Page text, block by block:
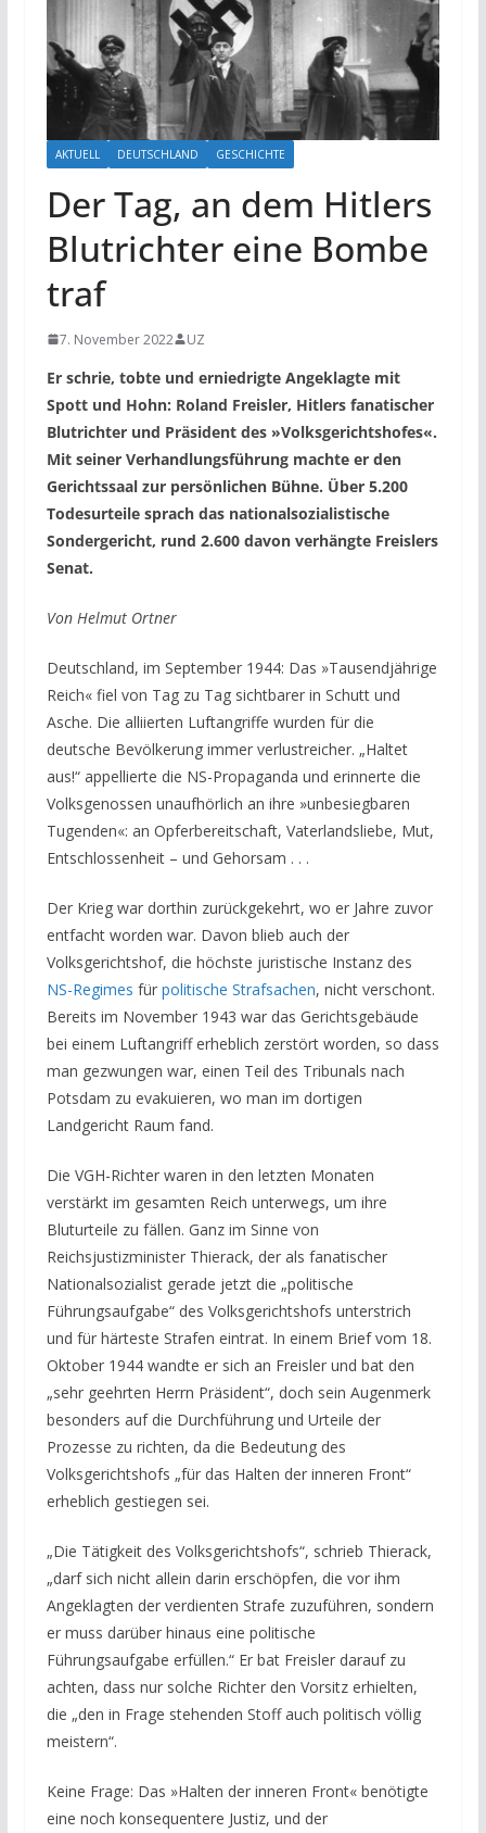
AKTUELL DEUTSCHLAND GESCHICHTE
Der Tag, an dem Hitlers
Blutrichter eine Bombe
traf
7. November 2022 UZ
Er schrie, tobte und erniedrigte Angeklagte mit
Spott und Hohn: Roland Freisler, Hitlers fanatischer
Blutrichter und Präsident des »Volksgerichtshofes«.
Mit seiner Verhandlungsführung machte er den
Gerichtssaal zur persönlichen Bühne. Über 5.200
Todesurteile sprach das nationalsozialistische
Sondergericht, rund 2.600 davon verhängte Freislers
Senat.
Von Helmut Ortner
Deutschland, im September 1944: Das »Tausendjährige
Reich« fiel von Tag zu Tag sichtbarer in Schutt und
Asche. Die alliierten Luftangriffe wurden für die
deutsche Bevölkerung immer verlustreicher. „Haltet
aus!“ appellierte die NS-Propaganda und erinnerte die
Volksgenossen unaufhörlich an ihre »unbesiegbaren
Tugenden«: an Opferbereitschaft, Vaterlandsliebe, Mut,
Entschlossenheit – und Gehorsam . . .
Der Krieg war dorthin zurückgekehrt, wo er Jahre zuvor
entfacht worden war. Davon blieb auch der
Volksgerichtshof, die höchste juristische Instanz des
NS-Regimes für politische Strafsachen, nicht verschont.
Bereits im November 1943 war das Gerichtsgebäude
bei einem Luftangriff erheblich zerstört worden, so dass
man gezwungen war, einen Teil des Tribunals nach
Potsdam zu evakuieren, wo man im dortigen
Landgericht Raum fand.
Die VGH-Richter waren in den letzten Monaten
verstärkt im gesamten Reich unterwegs, um ihre
Bluturteile zu fällen. Ganz im Sinne von
Reichsjustizminister Thierack, der als fanatischer
Nationalsozialist gerade jetzt die „politische
Führungsaufgabe“ des Volksgerichtshofs unterstrich
und für härteste Strafen eintrat. In einem Brief vom 18.
Oktober 1944 wandte er sich an Freisler und bat den
„sehr geehrten Herrn Präsident“, doch sein Augenmerk
besonders auf die Durchführung und Urteile der
Prozesse zu richten, da die Bedeutung des
Volksgerichtshofs „für das Halten der inneren Front“
erheblich gestiegen sei.
„Die Tätigkeit des Volksgerichtshofs“, schrieb Thierack,
„darf sich nicht allein darin erschöpfen, die vor ihm
Angeklagten der verdienten Strafe zuzuführen, sondern
er muss darüber hinaus eine politische
Führungsaufgabe erfüllen.“ Er bat Freisler darauf zu
achten, dass nur solche Richter den Vorsitz erhielten,
die „den in Frage stehenden Stoff auch politisch völlig
meistern“.
Keine Frage: Das »Halten der inneren Front« benötigte
eine noch konsequentere Justiz, und der